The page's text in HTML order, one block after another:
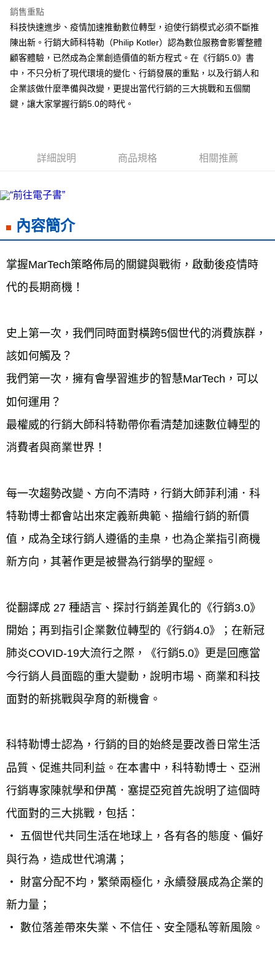
每筆NT$50，滿NT$499(含以上)免運費
付款後全家取貨
每筆NT$50，滿NT$499(含以上)免運費
7-11取貨付款
每筆NT$60，滿NT$799(含以上)免運費
離島宅配
海外叢書運費
銷售重點
科技快速進步、疫情加速推動數位轉型，迫使行銷模式必須不斷推
陳出新。行銷大師科特勒（Philip Kotler）認為數位服務會影響整體
顧客體驗，已然成為企業創造價值的新方程式。在《行銷5.0》書
中，不只分析了現代環境的變化、行銷發展的重點，以及行銷人和
企業該做什麼準備與改變，更提出當代行銷的三大挑戰和五個關
鍵，讓大家掌握行銷5.0的時代。
詳細說明 商品規格 相關推薦
內容簡介
掌握MarTech策略佈局的關鍵與戰術，啟動後疫情時
代的長期商機！
史上第一次，我們同時面對橫跨5個世代的消費族群，
該如何觸及？
我們第一次，擁有會學習進步的智慧MarTech，可以
如何運用？
最權威的行銷大師科特勒帶你看清楚加速數位轉型的
消費者與商業世界！
每一次趨勢改變、方向不清時，行銷大師菲利浦．科
特勒博士都會站出來定義新典範、描繪行銷的新價
值，成為全球行銷人遵循的圭臬，也為企業指引商機
新方向，其著作更是被譽為行銷學的聖經。
從翻譯成 27 種語言、探討行銷差異化的《行銷3.0》
開始；再到指引企業數位轉型的《行銷4.0》；在新冠
肺炎COVID-19大流行之際，《行銷5.0》更是回應當
今行銷人員面臨的重大變動，說明市場、商業和科技
面對的新挑戰與孕育的新機會。
科特勒博士認為，行銷的目的始終是要改善日常生活
品質、促進共同利益。在本書中，科特勒博士、亞洲
行銷專家陳就學和伊萬．塞提亞宛首先說明了這個時
代面對的三大挑戰，包括：
‧ 五個世代共同生活在地球上，各有各的態度、偏好
與行為，造成世代鴻溝；
‧ 財富分配不均，繁榮兩極化，永續發展成為企業的
新力量；
‧ 數位落差帶來失業、不信任、安全隱私等新風險。